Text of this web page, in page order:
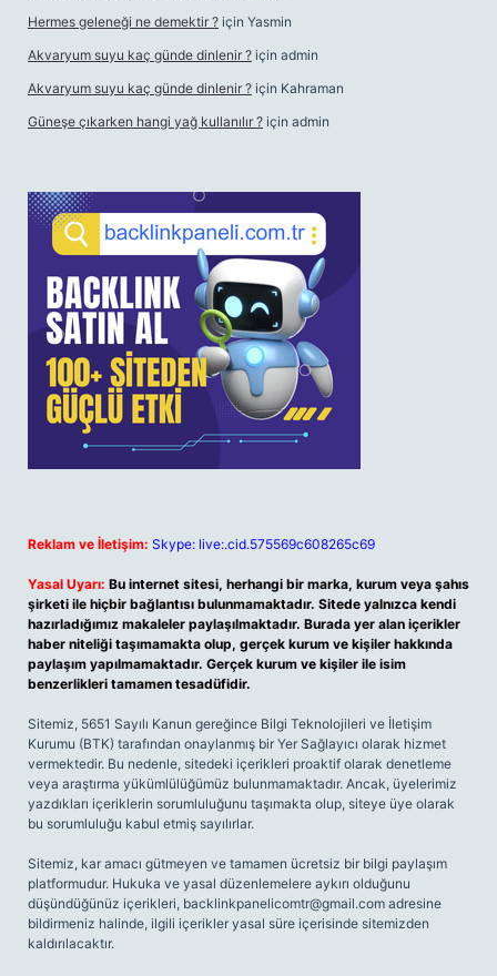
Hermes geleneği ne demektir ? için Yasmin
Akvaryum suyu kaç günde dinlenir ? için admin
Akvaryum suyu kaç günde dinlenir ? için Kahraman
Güneşe çıkarken hangi yağ kullanılır ? için admin
Reklam ve İletişim: Skype: live:.cid.575569c608265c69
Yasal Uyarı: Bu internet sitesi, herhangi bir marka, kurum veya şahıs
şirketi ile hiçbir bağlantısı bulunmamaktadır. Sitede yalnızca kendi
hazırladığımız makaleler paylaşılmaktadır. Burada yer alan içerikler
haber niteliği taşımamakta olup, gerçek kurum ve kişiler hakkında
paylaşım yapılmamaktadır. Gerçek kurum ve kişiler ile isim
benzerlikleri tamamen tesadüfidir.
Sitemiz, 5651 Sayılı Kanun gereğince Bilgi Teknolojileri ve İletişim
Kurumu (BTK) tarafından onaylanmış bir Yer Sağlayıcı olarak hizmet
vermektedir. Bu nedenle, sitedeki içerikleri proaktif olarak denetleme
veya araştırma yükümlülüğümüz bulunmamaktadır. Ancak, üyelerimiz
yazdıkları içeriklerin sorumluluğunu taşımakta olup, siteye üye olarak
bu sorumluluğu kabul etmiş sayılırlar.
Sitemiz, kar amacı gütmeyen ve tamamen ücretsiz bir bilgi paylaşım
platformudur. Hukuka ve yasal düzenlemelere aykırı olduğunu
düşündüğünüz içerikleri, backlinkpanelicomtr@gmail.com adresine
bildirmeniz halinde, ilgili içerikler yasal süre içerisinde sitemizden
kaldırılacaktır.